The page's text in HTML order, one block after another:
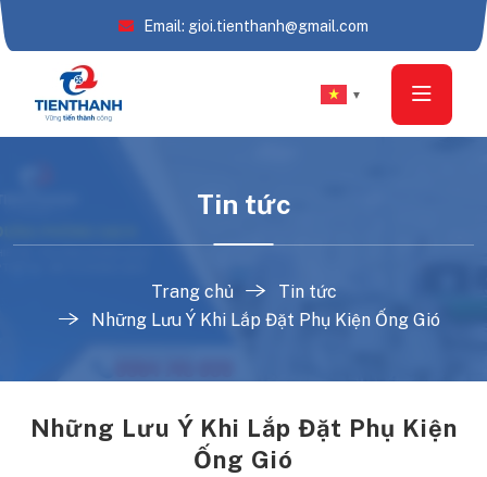
Email: gioi.tienthanh@gmail.com
▼
Tin tức
Trang chủ
Tin tức
Những Lưu Ý Khi Lắp Đặt Phụ Kiện Ống Gió
Những Lưu Ý Khi Lắp Đặt Phụ Kiện
Ống Gió